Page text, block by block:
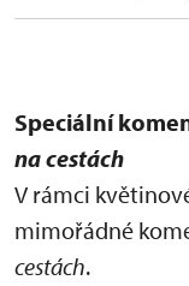
Speciální
na cestách
V rámci
mimořádné
cestách.